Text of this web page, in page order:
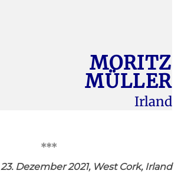
MORITZ
MÜLLER
Irland
***
23. Dezember 2021, West Cork, Irland